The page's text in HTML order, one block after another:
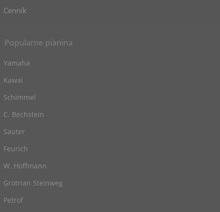
Cennik
Popularne pianina
Yamaha
Kawai
Schimmel
C. Bechstein
Sauter
Feurich
W. Hoffmann
Grotrian Steinweg
Petrof